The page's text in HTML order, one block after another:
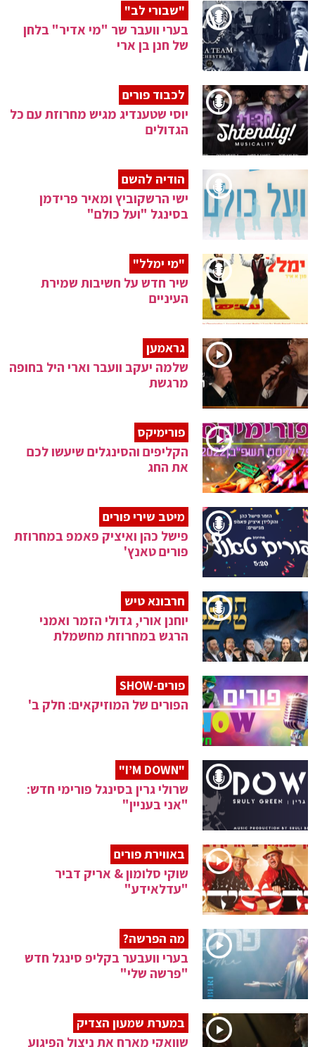
"שבורי לב"
בערי וועבר שר "מי אדיר" בלחן
של חנן בן ארי
לכבוד פורים
יוסי שטענדיג מגיש מחרוזת עם כל
הגדולים
הודיה להשם
ישי הרשקוביץ ומאיר פרידמן
בסינגל "ועל כולם"
"מי ימלל"
שיר חדש על חשיבות שמירת
העיניים
גראמען
שלמה יעקב וועבר וארי היל בחופה
מרגשת
פורימיקס
הקליפים והסינגלים שיעשו לכם
את החג
מיטב שירי פורים
פישל כהן ואיציק פאמפ במחרוזת
פורים טאנץ'
חרבונא טיש
יוחנן אורי, גדולי הזמר ואמני
הרגש במחרוזת מחשמלת
פורים-SHOW
הפורים של המוזיקאים: חלק ב'
"I’M DOWN"
שרולי גרין בסינגל פורימי חדש:
"אני בעניין"
באווירת פורים
שוקי סלומון & אריק דביר
"עדלאידע"
מה הפרשה?
בערי וועבער בקליפ סינגל חדש
"פרשה שלי"
במערת שמעון הצדיק
שוואקי מארח את ניצול הפיגוע